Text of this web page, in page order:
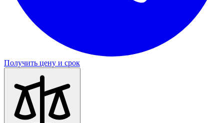
Получить цену и срок